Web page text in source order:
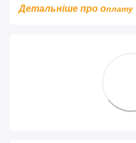
Детальніше про оплату